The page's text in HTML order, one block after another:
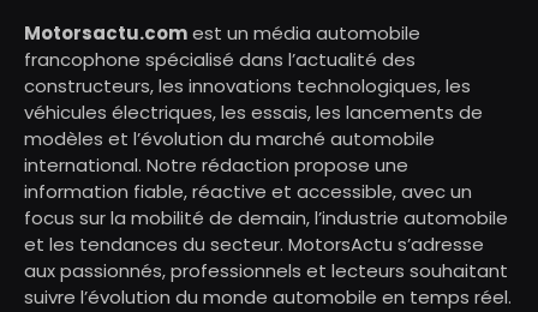
Motorsactu.comest un média automobile
francophone spécialisé dans l’actualité des
constructeurs, les innovations technologiques, les
véhicules électriques, les essais, les lancements de
modèles et l’évolution du marché automobile
international. Notre rédaction propose une
information fiable, réactive et accessible, avec un
focus sur la mobilité de demain, l’industrie automobile
et les tendances du secteur. MotorsActu s’adresse
aux passionnés, professionnels et lecteurs souhaitant
suivre l’évolution du monde automobile en temps réel.